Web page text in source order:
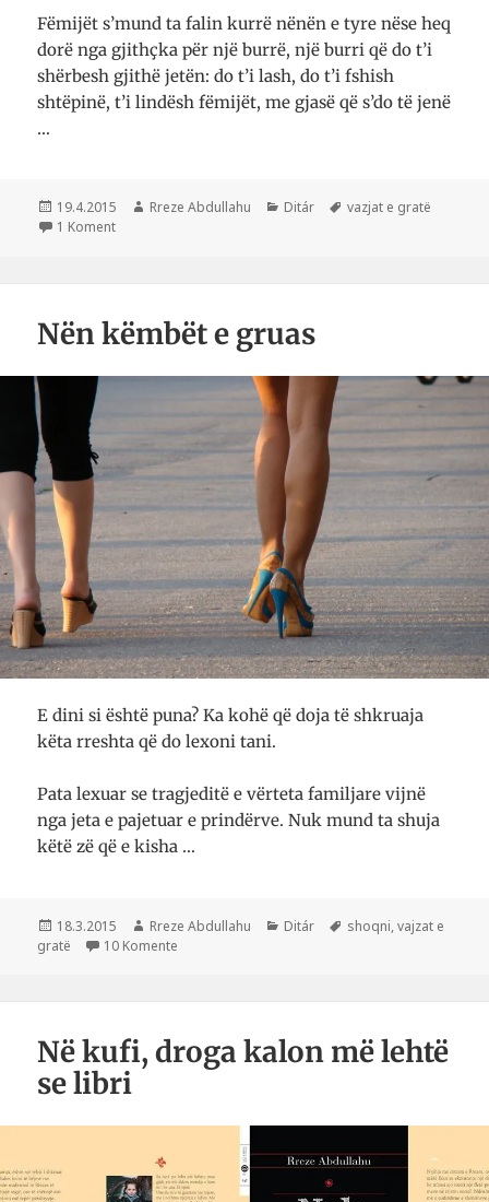
Fëmijët s’mund ta falin kurrë nënën e tyre nëse heq
dorë nga gjithçka për një burrë, një burri që do t’i
shërbesh gjithë jetën: do t’i lash, do t’i fshish
shtëpinë, t’i lindësh fëmijët, me gjasë që s’do të jenë
…
Postuar
më
19.4.2015 Autor
Rreze Abdullahu Kategori
Ditár Etiketa
vazjat e gratë
1 Komentte Burri që polli nënshtrimin e përjetshëm
Nën këmbët e gruas
E dini si është puna? Ka kohë që doja të shkruaja
këta rreshta që do lexoni tani.
Pata lexuar se tragjeditë e vërteta familjare vijnë
nga jeta e pajetuar e prindërve. Nuk mund ta shuja
këtë zë që e kisha …
Postuar
më
18.3.2015 Autor
Rreze Abdullahu Kategori
Ditár Etiketa
shoqni,vajzat e
gratë
10 Komente
Në kufi, droga kalon më lehtë
se libri